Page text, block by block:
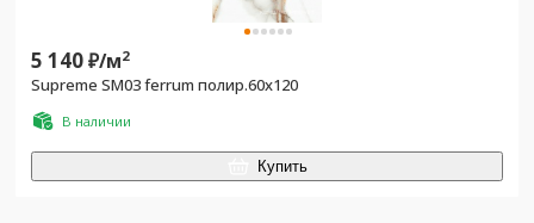
5 140₽/м2
Supreme SM03 ferrum полир.60х120
В наличии
Купить